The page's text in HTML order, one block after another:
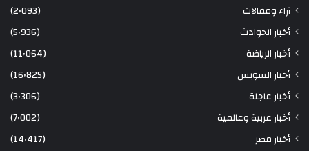
آراء ومقالات
(2٬093)
أخبار الحوادث
(5٬936)
أخبار الرياضة
(11٬064)
أخبار السويس
(16٬825)
أخبار عاجلة
(3٬306)
أخبار عربية وعالمية
(7٬002)
أخبار مصر
(14٬417)